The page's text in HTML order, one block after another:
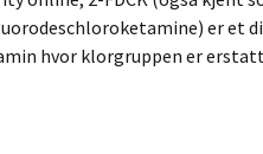
er et
hvor klorgruppen er